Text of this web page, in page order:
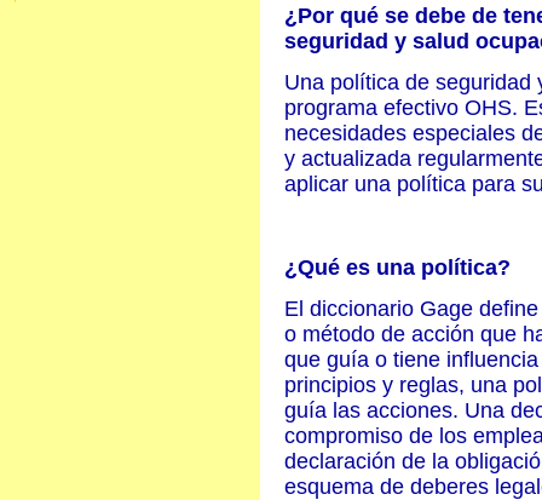
¿Por qué se debe de
seguridad y salud
Una política de seguridad
programa efectivo OHS.
necesidades especiales
y actualizada
aplicar una política para
¿Qué es una política?
El diccionario Gage
o método de acción que
que guía o tiene
principios y reglas, una
guía las acciones. Una
compromiso de los
declaración de la
esquema de deberes